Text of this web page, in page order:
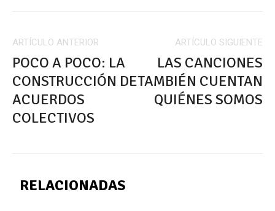
ARTÍCULO ANTERIOR
POCO A POCO: LA
CONSTRUCCIÓN DE
ACUERDOS
COLECTIVOS
ARTÍCULO SIGUIENTE
LAS CANCIONES
TAMBIÉN CUENTAN
QUIÉNES SOMOS
RELACIONADAS